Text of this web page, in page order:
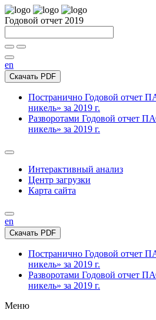
Годовой отчет 2019
en
Скачать PDF
Постранично Годовой отчет
никель» за 2019 г.
Разворотами Годовой отчет
никель» за 2019 г.
Интерактивный анализ
Центр загрузки
Карта сайта
en
Скачать PDF
Постранично Годовой отчет
никель» за 2019 г.
Разворотами Годовой отчет
никель» за 2019 г.
Меню